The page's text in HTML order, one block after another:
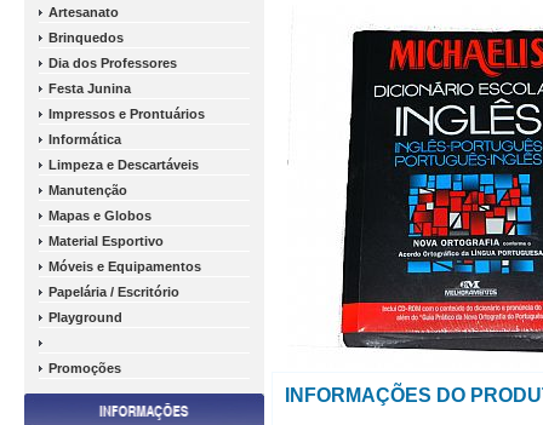
Artesanato
Brinquedos
Dia dos Professores
Festa Junina
Impressos e Prontuários
Informática
Limpeza e Descartáveis
Manutenção
Mapas e Globos
Material Esportivo
Móveis e Equipamentos
Papelária / Escritório
Playground
Promoções
INFORMAÇÕES DO